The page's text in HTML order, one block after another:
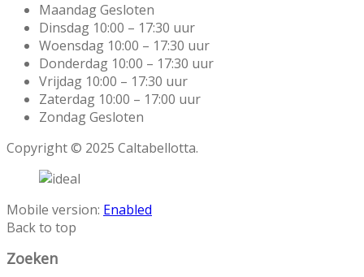
Maandag Gesloten
Dinsdag 10:00 – 17:30 uur
Woensdag 10:00 – 17:30 uur
Donderdag 10:00 – 17:30 uur
Vrijdag 10:00 – 17:30 uur
Zaterdag 10:00 – 17:00 uur
Zondag Gesloten
Copyright © 2025 Caltabellotta.
Mobile version: Enabled
Back to top
Zoeken